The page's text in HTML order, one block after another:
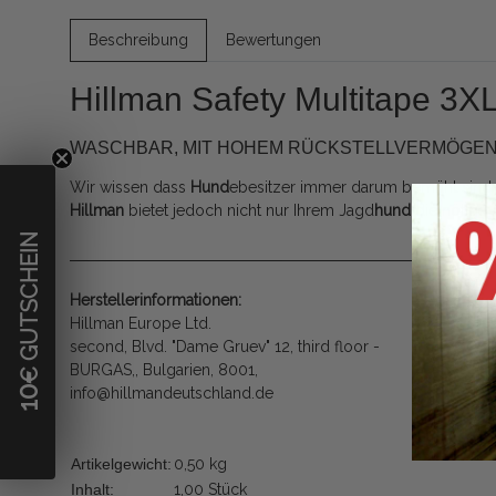
Beschreibung Bewertungen
Hillman Safety Multitape
WASCHBAR, MIT HOHEM
Wir wissen dass Hundebesitzer immer darum bemüht
Hillman bietet jedoch nicht nur Ihrem Jagdhund die nötige
Herstellerinformationen:
Hillman Europe Ltd.
second, Blvd. "Dame Gruev" 12, third floor -
BURGAS,, Bulgarien, 8001,
info@hillmandeutschland.de
Artikelgewicht: 0,50 kg
Inhalt:
1,00 Stück
10
€ GUTSCHEIN